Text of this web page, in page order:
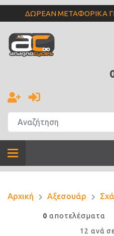
ΔΩΡΕΑΝ ΜΕΤΑΦΟΡΙΚΑ
Αρχική Αξεσουάρ
0 αποτελέσματα
12 ανά